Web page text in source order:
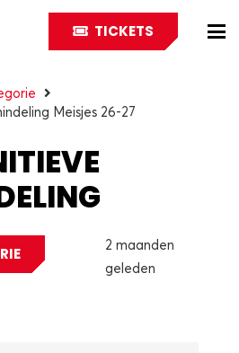
TICKETS
Meisjes 26-27
27
2 maanden
geleden